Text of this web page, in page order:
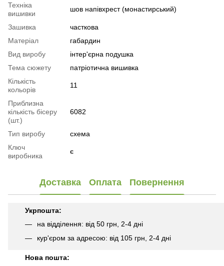
Техніка
вишивки
шов напівхрест (монастирський)
Зашивка
часткова
Матеріал
габардин
Вид виробу
інтер'єрна подушка
Тема сюжету
патріотична вишивка
Кількість
кольорів
11
Приблизна
кількість бісеру
(шт.)
6082
Тип виробу
схема
Ключ
виробника
є
Доставка Оплата Повернення
Укрпошта:
на відділення: від 50 грн, 2-4 дні
кур'єром за адресою: від 105 грн, 2-4 дні
Нова пошта: